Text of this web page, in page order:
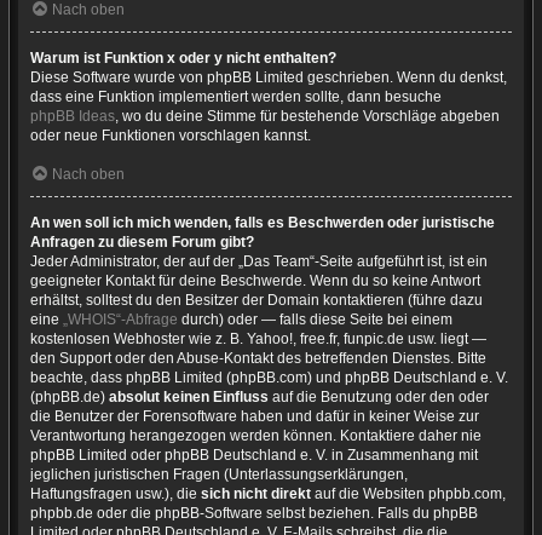
Nach oben
Warum ist Funktion x oder y nicht enthalten?
Diese Software wurde von phpBB Limited geschrieben. Wenn du denkst,
dass eine Funktion implementiert werden sollte, dann besuche
phpBB Ideas, wo du deine Stimme für bestehende Vorschläge abgeben
oder neue Funktionen vorschlagen kannst.
Nach oben
An wen soll ich mich wenden, falls es Beschwerden oder juristische
Anfragen zu diesem Forum gibt?
Jeder Administrator, der auf der „Das Team“-Seite aufgeführt ist, ist ein
geeigneter Kontakt für deine Beschwerde. Wenn du so keine Antwort
erhältst, solltest du den Besitzer der Domain kontaktieren (führe dazu
eine „WHOIS“-Abfrage durch) oder — falls diese Seite bei einem
kostenlosen Webhoster wie z. B. Yahoo!, free.fr, funpic.de usw. liegt —
den Support oder den Abuse-Kontakt des betreffenden Dienstes. Bitte
beachte, dass phpBB Limited (phpBB.com) und phpBB Deutschland e. V.
(phpBB.de) absolut keinen Einfluss auf die Benutzung oder den oder
die Benutzer der Forensoftware haben und dafür in keiner Weise zur
Verantwortung herangezogen werden können. Kontaktiere daher nie
phpBB Limited oder phpBB Deutschland e. V. in Zusammenhang mit
jeglichen juristischen Fragen (Unterlassungserklärungen,
Haftungsfragen usw.), die sich nicht direkt auf die Websiten phpbb.com,
phpbb.de oder die phpBB-Software selbst beziehen. Falls du phpBB